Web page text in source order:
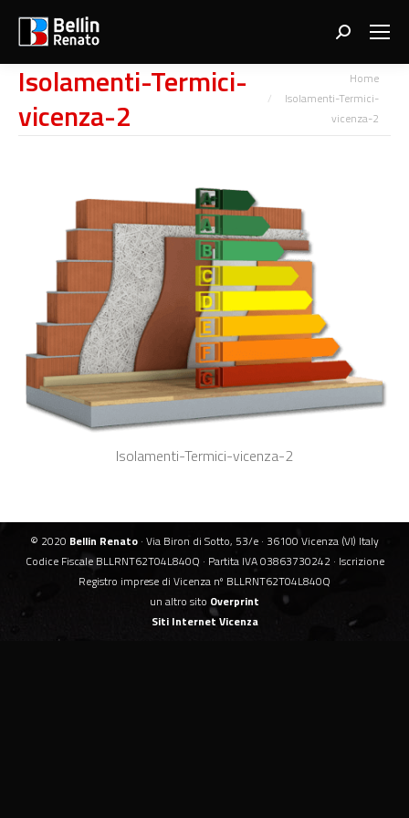
Search:
Isolamenti-Termici-
vicenza-2
Home
Isolamenti-Termici-
vicenza-2
Isolamenti-Termici-vicenza-2
© 2020 Bellin Renato · Via Biron di Sotto, 53/e · 36100 Vicenza (VI) Italy
Codice Fiscale BLLRNT62T04L840Q · Partita IVA 03863730242 · Iscrizione
Registro imprese di Vicenza nº BLLRNT62T04L840Q
un altro sito Overprint
Siti Internet Vicenza